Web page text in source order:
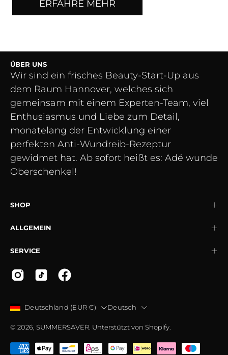
ERFAHRE MEHR
ÜBER UNS
Wir sind ein frisches Beauty-Start-Up aus
dem Raum Hannover, welches sich
gemeinsam mit einem Experten-Team, viel
Enthusiasmus und Liebe zum Detail,
monatelang der Entwicklung einer
perfekten Anti-Wundreib-Rezeptur
gewidmet hat. Ab sofort heißt es: Adé wunde
Oberschenkel!
SHOP
ALLGEMEIN
SERVICE
LAND
Deutschland (EUR €) SPRACHE
Deutsch
© 2026, SUMMERSAVER Unterstützt von Shopify